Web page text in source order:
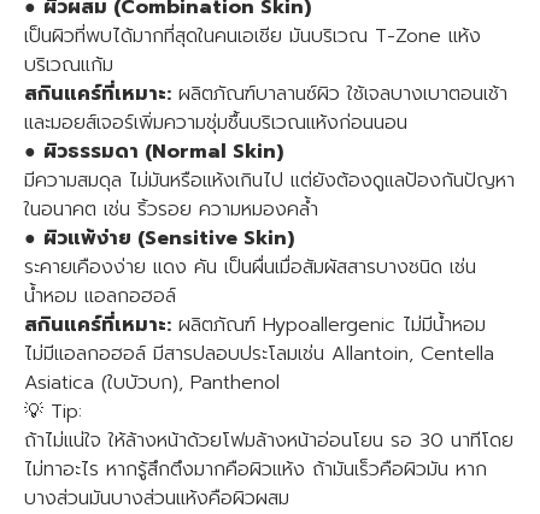
● ผิวผสม (Combination Skin)
เป็นผิวที่พบได้มากที่สุดในคนเอเชีย มันบริเวณ T-Zone แห้ง
บริเวณแก้ม
สกินแคร์ที่เหมาะ: ผลิตภัณฑ์บาลานซ์ผิว ใช้เจลบางเบาตอนเช้า
และมอยส์เจอร์เพิ่มความชุ่มชื้นบริเวณแห้งก่อนนอน
● ผิวธรรมดา (Normal Skin)
มีความสมดุล ไม่มันหรือแห้งเกินไป แต่ยังต้องดูแลป้องกันปัญหา
ในอนาคต เช่น ริ้วรอย ความหมองคล้ำ
● ผิวแพ้ง่าย (Sensitive Skin)
ระคายเคืองง่าย แดง คัน เป็นผื่นเมื่อสัมผัสสารบางชนิด เช่น
น้ำหอม แอลกอฮอล์
สกินแคร์ที่เหมาะ: ผลิตภัณฑ์ Hypoallergenic ไม่มีน้ำหอม
ไม่มีแอลกอฮอล์ มีสารปลอบประโลมเช่น Allantoin, Centella
Asiatica (ใบบัวบก), Panthenol
💡 Tip:
ถ้าไม่แน่ใจ ให้ล้างหน้าด้วยโฟมล้างหน้าอ่อนโยน รอ 30 นาทีโดย
ไม่ทาอะไร หากรู้สึกตึงมากคือผิวแห้ง ถ้ามันเร็วคือผิวมัน หาก
บางส่วนมันบางส่วนแห้งคือผิวผสม